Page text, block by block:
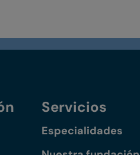
Servicios
Especialidades